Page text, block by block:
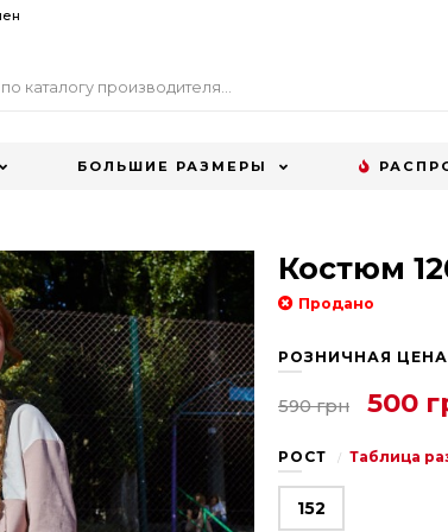
БОЛЬШИЕ РАЗМЕРЫ
Костюм
Продано
РОЗНИЧНАЯ ЦЕНА
590 грн 500
РОСТ Таблица
152